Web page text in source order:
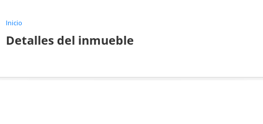
Inicio
Detalles del inmueble